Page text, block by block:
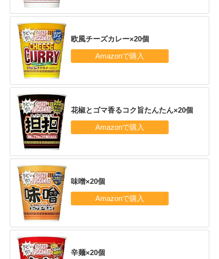
欧風チーズカレー×20個
花椒とゴマ香るコク旨たんたん×20個
味噌×20個
辛麺×20個